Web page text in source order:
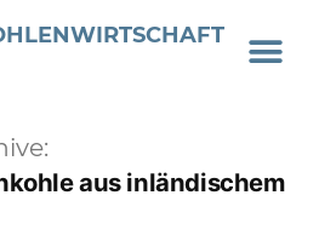
aus inländischem